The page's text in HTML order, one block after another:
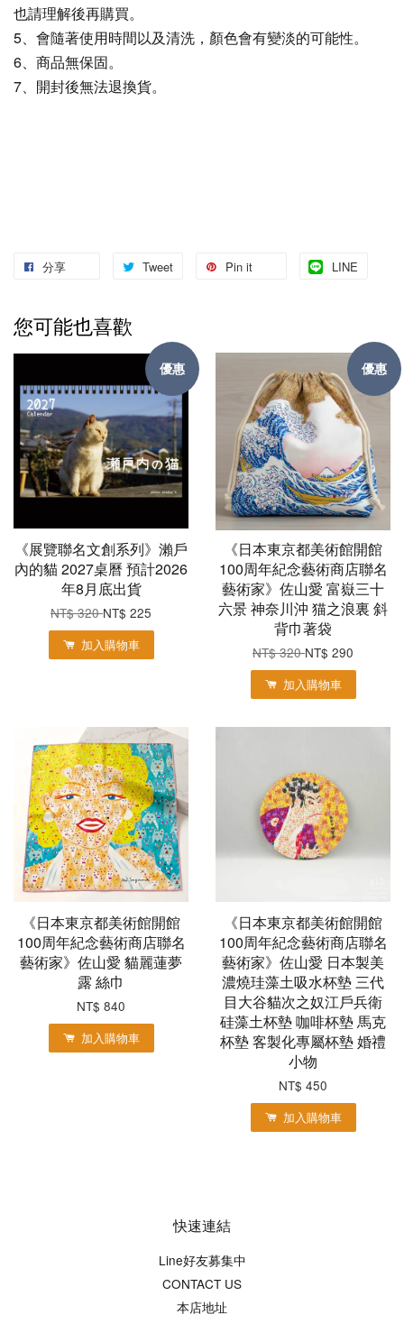
也請理解後再購買。
5、會隨著使用時間以及清洗，顏色會有變淡的可能性。
6、商品無保固。
7、開封後無法退換貨。
分享 Tweet Pin it LINE
您可能也喜歡
優惠
《展覽聯名文創系列》瀨戶
內的貓 2027桌曆 預計2026
年8月底出貨
NT$ 320NT$ 225
加入購物車
優惠
《日本東京都美術館開館
100周年紀念藝術商店聯名
藝術家》佐山愛 富嶽三十
六景 神奈川沖 猫之浪裏 斜
背巾著袋
NT$ 320NT$ 290
加入購物車
《日本東京都美術館開館
100周年紀念藝術商店聯名
藝術家》佐山愛 貓麗蓮夢
露 絲巾
NT$ 840
加入購物車
《日本東京都美術館開館
100周年紀念藝術商店聯名
藝術家》佐山愛 日本製美
濃燒珪藻土吸水杯墊 三代
目大谷貓次之奴江戶兵衛
硅藻土杯墊 咖啡杯墊 馬克
杯墊 客製化專屬杯墊 婚禮
小物
NT$ 450
加入購物車
快速連結
Line好友募集中
CONTACT US
本店地址